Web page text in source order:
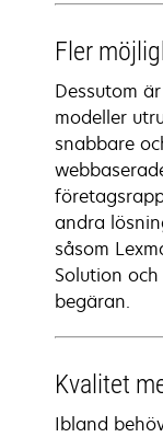
Fler
Dessutom
modeller
snabbare
andra
såsom
Solution
begäran.
Kvalitet
Ibland